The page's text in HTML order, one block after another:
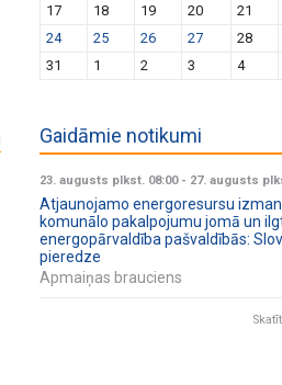
17
18 19 20 21
24
25 26 27 28
31
1 2 3 4
Gaidāmie notikumi
23. augusts plkst. 08:00- 27. augusts
Atjaunojamo energoresursu
komunālo pakalpojumu jomā un
energopārvaldība pašvaldībās:
pieredze
Apmaiņas brauciens